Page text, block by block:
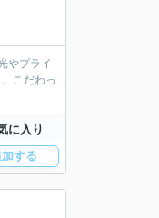
やプライ
こだわっ
に入り
する